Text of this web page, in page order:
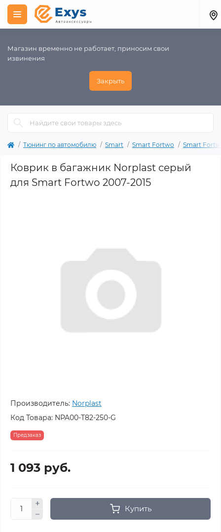
Магазин временно не работает, приносим свои
извинения
Закрыть
Тюнинг по автомобилю Smart Smart Fortwo Smart
Коврик в багажник Norplast серый
для Smart Fortwo 2007-2015
Производитель: Norplast
Код Товара: NPA00-T82-250-G
Предзаказ
1 093 руб.
Купить